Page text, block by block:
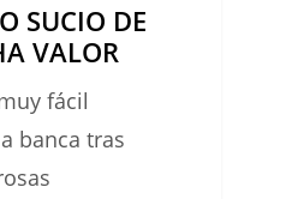
SUCIO DE
VALOR
fácil
banca tras